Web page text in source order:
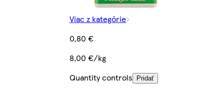
Viac z kategórie
0,80 €
8,00 €/kg
Quantity controls
Pridať